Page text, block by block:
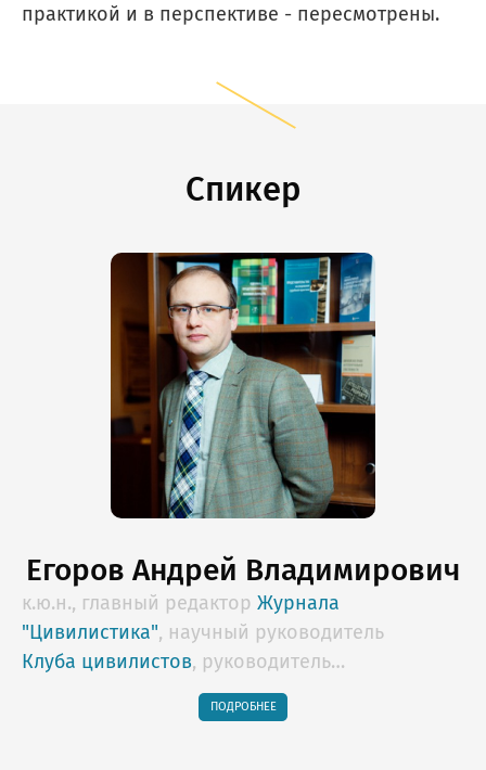
практикой и в перспективе - пересмотрены.
Спикер
Егоров Андрей Владимирович
к.ю.н., главный редактор Журнала
"Цивилистика", научный руководитель
Клуба цивилистов, руководитель
образовательных программ Lextorium.com,
профессор НИУ "Высшая школа экономики",
ПОДРОБНЕЕ